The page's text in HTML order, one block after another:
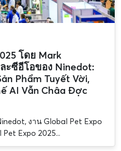
โดย Mark
ะซีอีโอของ Ninedot:
Phẩm Tuyết Vời,
AI Vẫn Châa Đợc
งาน Global Pet Expo
Expo 2025...